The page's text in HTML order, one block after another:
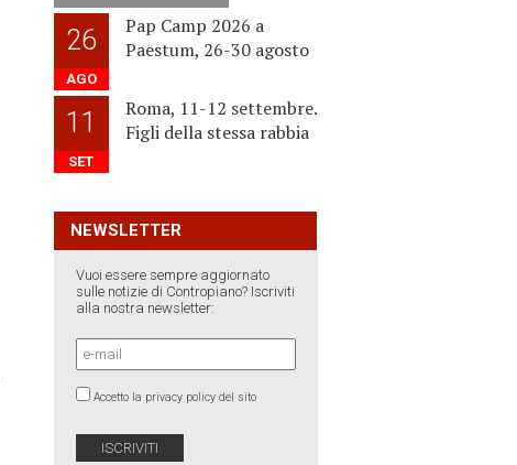
26
AGO
Pap Camp 2026 a
Paestum, 26-30 agosto
11
SET
Roma, 11-12 settembre.
Figli della stessa rabbia
NEWSLETTER
Vuoi essere sempre aggiornato
sulle notizie di Contropiano? Iscriviti
alla nostra newsletter:
Accetto la privacy policy del sito